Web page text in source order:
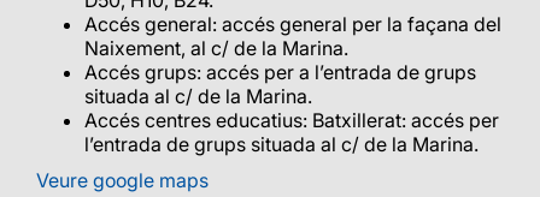
Accés general: accés general per la façana del
Naixement, al c/ de la Marina.
Accés grups: accés per a l’entrada de grups
situada al c/ de la Marina.
Accés centres educatius: Batxillerat: accés per
l’entrada de grups situada al c/ de la Marina.
Veure google maps